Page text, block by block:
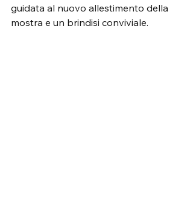
guidata al nuovo allestimento della
mostra e un brindisi conviviale.